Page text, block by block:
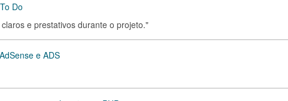
Do
e prestativos durante o projeto."
e ADS